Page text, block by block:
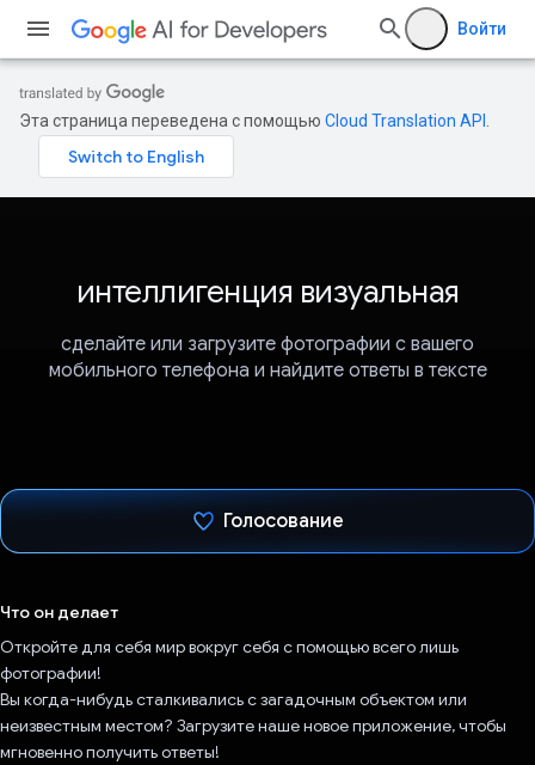
Войти
Эта страница переведена с помощью Cloud Translation API
интеллигенция визуальная
сделайте или загрузите фотографии с вашего
мобильного телефона и найдите ответы в тексте
Голосование
Что он делает
Откройте для себя мир вокруг себя с помощью всего лишь
фотографии!
Вы когда-нибудь сталкивались с загадочным объектом или
неизвестным местом? Загрузите наше новое приложение, чтобы
мгновенно получить ответы!